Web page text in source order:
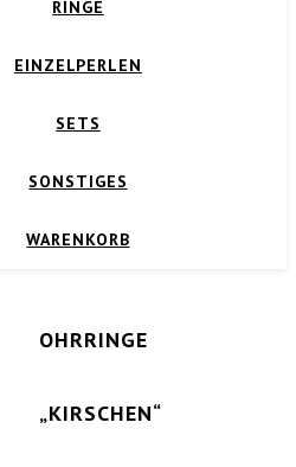
RINGE
EINZELPERLEN
SETS
SONSTIGES
WARENKORB
OHRRINGE
„KIRSCHEN“